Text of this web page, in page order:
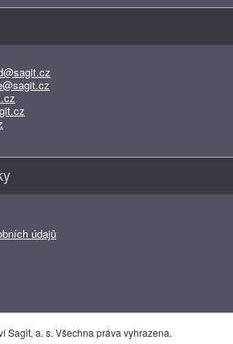
údajů
Sagit, a. s. Všechna práva vyhrazena.